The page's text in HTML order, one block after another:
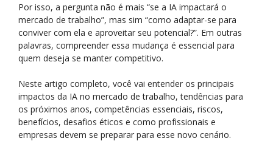
Por isso, a pergunta não é mais “se a IA impactará o
mercado de trabalho”, mas sim “como adaptar-se para
conviver com ela e aproveitar seu potencial?”. Em outras
palavras, compreender essa mudança é essencial para
quem deseja se manter competitivo.
Neste artigo completo, você vai entender os principais
impactos da IA no mercado de trabalho, tendências para
os próximos anos, competências essenciais, riscos,
benefícios, desafios éticos e como profissionais e
empresas devem se preparar para esse novo cenário.